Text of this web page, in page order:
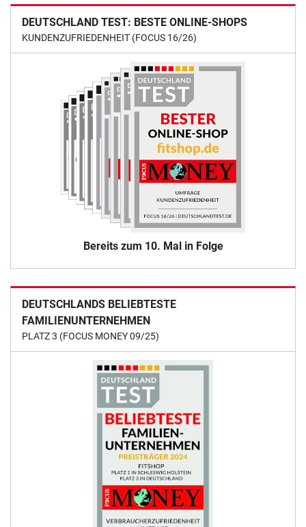
DEUTSCHLAND TEST: BESTE ONLINE-SHOPS
KUNDENZUFRIEDENHEIT (FOCUS 16/26)
Bereits zum 10. Mal in Folge
DEUTSCHLANDS BELIEBTESTE
FAMILIENUNTERNEHMEN
PLATZ 3 (FOCUS MONEY 09/25)